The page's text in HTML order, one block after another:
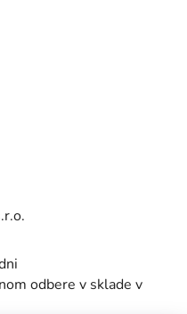
odbere v sklade v